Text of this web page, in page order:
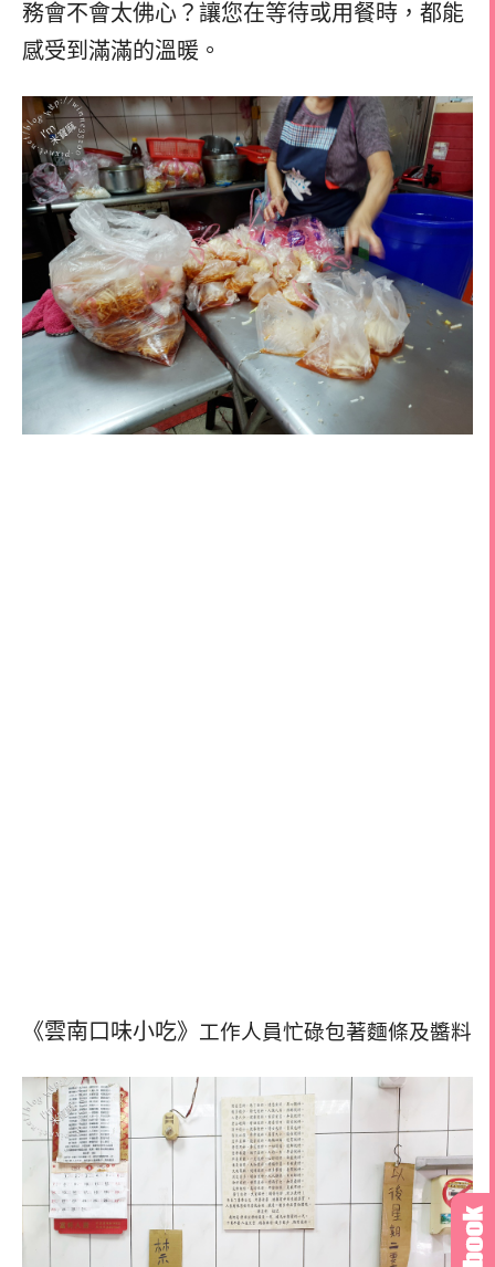
務會不會太佛心？讓您在等待或用餐時，都能
感受到滿滿的溫暖。
《雲南口味小吃》 工作人員忙碌包著麵條及醬料